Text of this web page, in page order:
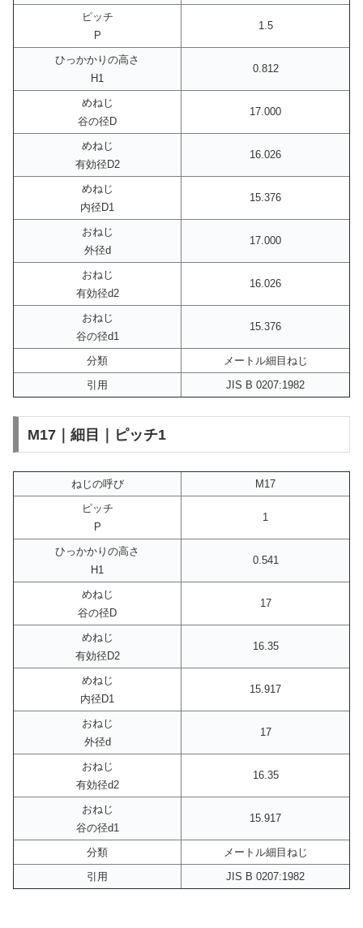
ピッチ
P
1.5
ひっかかりの高さ
H1
0.812
めねじ
谷の径D
17.000
めねじ
有効径D2
16.026
めねじ
内径D1
15.376
おねじ
外径d
17.000
おねじ
有効径d2
16.026
おねじ
谷の径d1
15.376
分類
メートル細目ねじ
引用
JIS B 0207:1982
M17｜細目｜ピッチ1
ねじの呼び
M17
ピッチ
P
1
ひっかかりの高さ
H1
0.541
めねじ
谷の径D
17
めねじ
有効径D2
16.35
めねじ
内径D1
15.917
おねじ
外径d
17
おねじ
有効径d2
16.35
おねじ
谷の径d1
15.917
分類
メートル細目ねじ
引用
JIS B 0207:1982